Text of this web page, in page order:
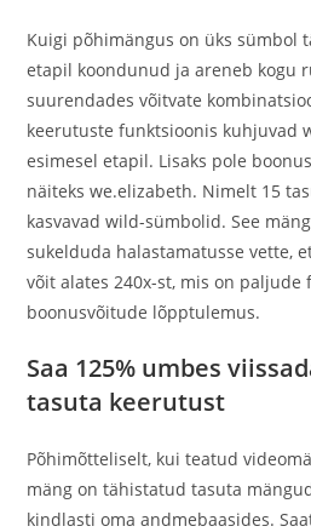
Kuigi põhimängus on üks sümbol
etapil koondunud ja areneb kogu
suurendades võitvate
keerutuste funktsioonis kuhjuvad
esimesel etapil. Lisaks pole
näiteks we.elizabeth. Nimelt 15
kasvavad wild-sümbolid. See
sukelduda halastamatusse vette,
võit alates 240x-st, mis on paljude
boonusvõitude lõpptulemus.
Saa 125% umbes
tasuta keerutust
Põhimõtteliselt, kui teatud
mäng on tähistatud tasuta
kindlasti oma andmebaasides.